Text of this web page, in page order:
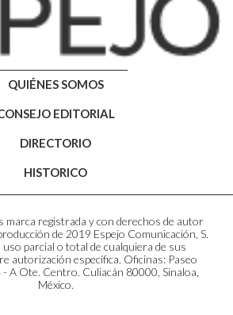
QUIÉNES SOMOS
EDITORIAL
DIRECTORIO
HISTORICO
marca registrada y con derechos de autor
de 2019 Espejo Comunicación, S.
uso parcial o total de cualquiera de sus
autorización específica. Oficinas: Paseo
A Ote. Centro. Culiacán 80000, Sinaloa,
México.